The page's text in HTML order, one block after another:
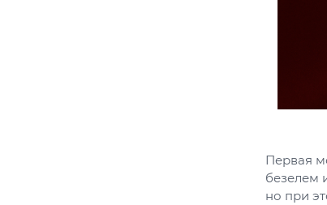
Первая
безелем
но при